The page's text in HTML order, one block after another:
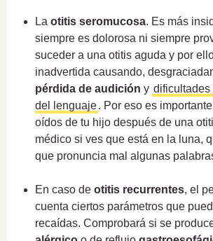
La otitis seromucosa. Es más
siempre es dolorosa ni siempre
suceder a una otitis aguda y por
inadvertida causando,
pérdida de audición y
del lenguaje. Por eso es
oídos de tu hijo después de una
médico si ves que está en la luna,
que pronuncia mal algunas
En caso de otitis recurrentes, el
cuenta ciertos parámetros que
recaídas. Comprobará si se